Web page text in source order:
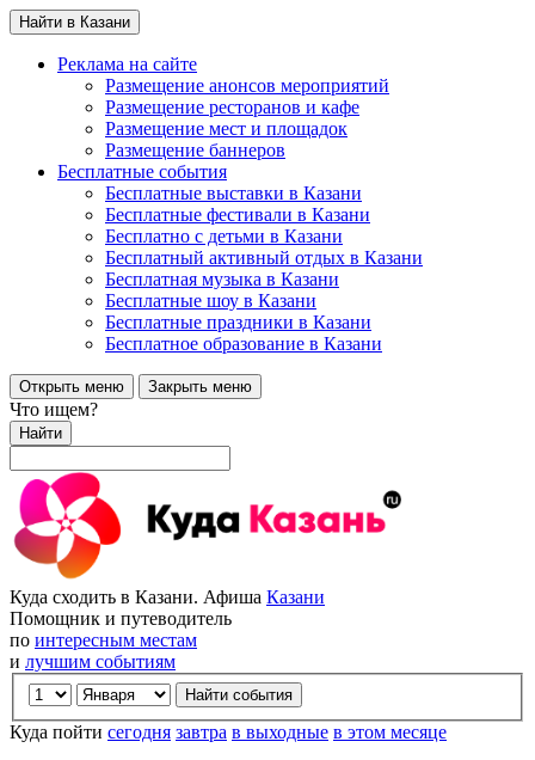
Найти в Казани
Реклама на сайте
Размещение анонсов мероприятий
Размещение ресторанов и кафе
Размещение мест и площадок
Размещение баннеров
Бесплатные события
Бесплатные выставки в Казани
Бесплатные фестивали в Казани
Бесплатно с детьми в Казани
Бесплатный активный отдых в Казани
Бесплатная музыка в Казани
Бесплатные шоу в Казани
Бесплатные праздники в Казани
Бесплатное образование в Казани
Открыть меню Закрыть меню
Что ищем?
Найти
Куда сходить в Казани. Афиша Казани
Помощник и путеводитель
по интересным местам
и лучшим событиям
Куда пойти сегодня завтра в выходные в этом месяце